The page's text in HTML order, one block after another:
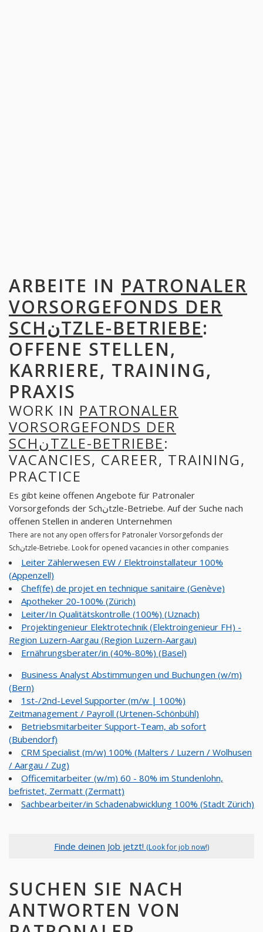
ARBEITE IN PATRONALER
VORSORGEFONDS DER
SCHنTZLE-BETRIEBE:
OFFENE STELLEN,
KARRIERE, TRAINING,
PRAXIS
WORK IN PATRONALER
VORSORGEFONDS DER
SCHنTZLE-BETRIEBE:
VACANCIES, CAREER, TRAINING,
PRACTICE
Es gibt keine offenen Angebote für Patronaler
Vorsorgefonds der Schنtzle-Betriebe. Auf der Suche nach
offenen Stellen in anderen Unternehmen
There are not any open offers for Patronaler Vorsorgefonds der
Schنtzle-Betriebe. Look for opened vacancies in other companies
Leiter Zählerwesen EW / Elektroinstallateur 100%
(Appenzell)
Chef(fe) de projet en technique sanitaire (Genève)
Apotheker 20-100% (Zürich)
Leiter/In Qualitätskontrolle (100%) (Uznach)
Projektingenieur Elektrotechnik (Elektroingenieur FH) -
Region Luzern-Aargau (Region Luzern-Aargau)
Ernährungsberater/in (40%-80%) (Basel)
Business Analyst Abstimmungen und Buchungen (w/m)
(Bern)
1st-/2nd-Level Supporter (m/w | 100%)
Zeitmanagement / Payroll (Urtenen-Schönbühl)
Betriebsmitarbeiter Support-Team, ab sofort
(Bubendorf)
CRM Specialist (m/w) 100% (Malters / Luzern / Wolhusen
/ Aargau / Zug)
Officemitarbeiter (w/m) 60 - 80% im Stundenlohn,
befristet, Zermatt (Zermatt)
Sachbearbeiter/in Schadenabwicklung 100% (Stadt Zürich)
Finde deinen Job jetzt! (Look for job now!)
SUCHEN SIE NACH
ANTWORTEN VON